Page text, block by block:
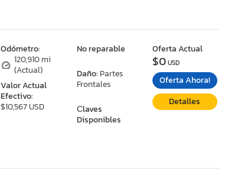
Odómetro:
120,910 mi
(Actual)
Valor Actual
Efectivo:
$10,567 USD
No reparable
Daño: Partes
Frontales
Сlaves
Disponibles
Oferta Actual
$0USD
Oferta Ahora!
Detalles